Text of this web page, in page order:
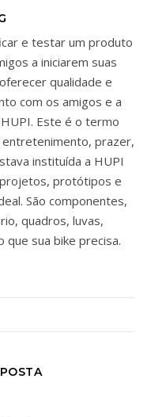
e testar um produto
a iniciarem suas
qualidade e
com os amigos e a
Este é o termo
prazer,
instituída a HUPI
protótipos e
São componentes,
quadros, luvas,
que sua bike precisa.